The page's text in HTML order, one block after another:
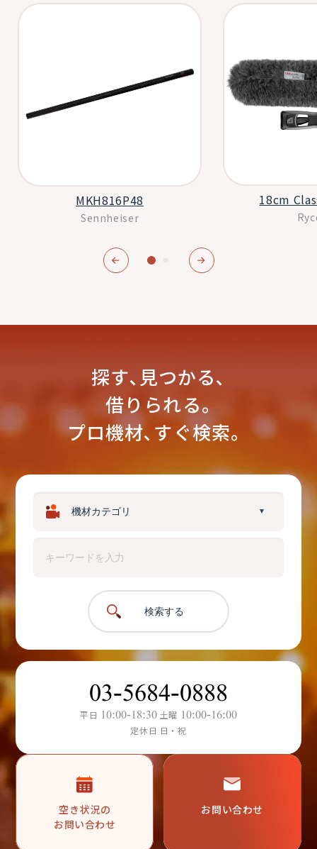
MKH816P48
Sennheiser
18cm
探す､見つかる､
借りられる｡
プロ機材､すぐ検索。
▼
検索する
03-5684-0888
平日 10:00-18:30 土曜 10:00-16:00
定休日 日・祝
空き状況の
お問い合わせ
お問い合わせ